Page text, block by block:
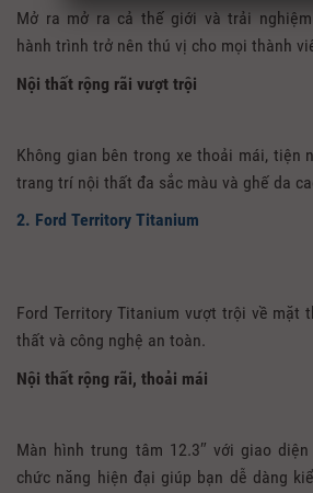
Mở ra mở ra cả thế giới và trải
hành trình trở nên thú vị cho mọi thành
Nội thất rộng rãi vượt trội
Không gian bên trong xe thoải mái, tiện
trang trí nội thất đa sắc màu và ghế da
2. Ford Territory Titanium
Ford Territory Titanium vượt trội về mặt
thất và công nghệ an toàn.
Nội thất rộng rãi, thoải mái
Màn hình trung tâm 12.3″ với giao
chức năng hiện đại giúp bạn dễ dàng